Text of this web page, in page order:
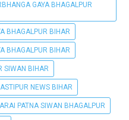
GAYA BHAGALPUR
BHAGALPUR BIHAR
BHAGALPUR BIHAR
SIWAN BIHAR
NEWS BIHAR
PATNA SIWAN BHAGALPUR